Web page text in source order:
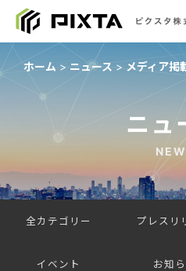
ホーム ニュース メディア掲
ニュ
全カテゴリー プレスリ
イベント お知